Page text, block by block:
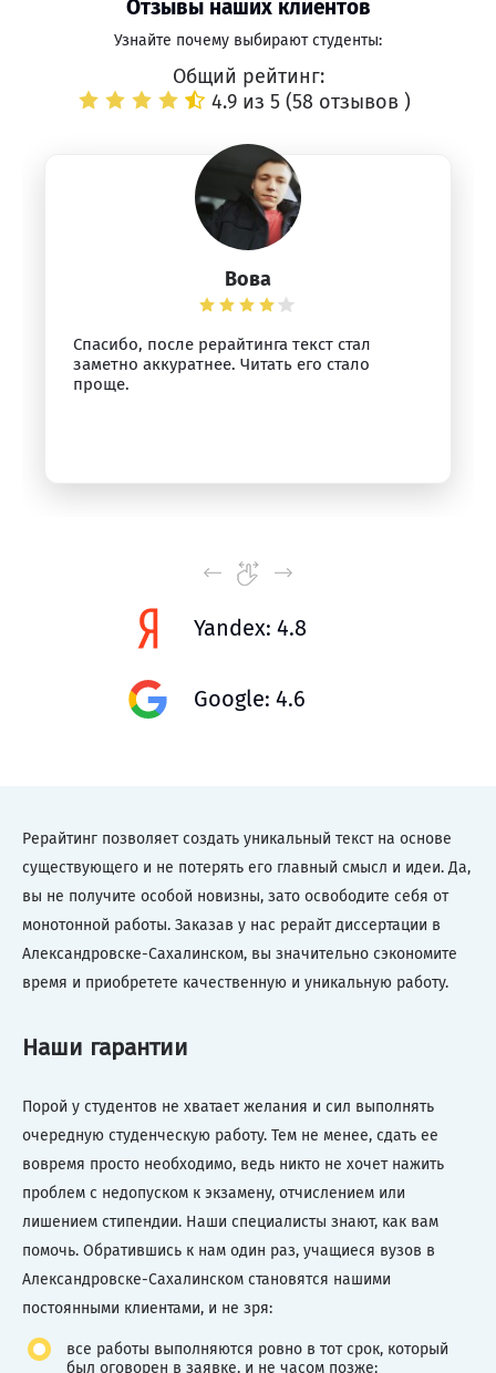
Отзывы наших клиентов
Узнайте почему выбирают студенты:
Общий рейтинг:
4.9 из 5 (58 отзывов )
Вова
Спасибо, после рерайтинга текст стал
заметно аккуратнее. Читать его стало
проще.
Yandex: 4.8
Google: 4.6
Рерайтинг позволяет создать уникальный текст на основе
существующего и не потерять его главный смысл и идеи. Да,
вы не получите особой новизны, зато освободите себя от
монотонной работы. Заказав у нас рерайт диссертации в
Александровске-Сахалинском, вы значительно сэкономите
время и приобретете качественную и уникальную работу.
Наши гарантии
Порой у студентов не хватает желания и сил выполнять
очередную студенческую работу. Тем не менее, сдать ее
вовремя просто необходимо, ведь никто не хочет нажить
проблем с недопуском к экзамену, отчислением или
лишением стипендии. Наши специалисты знают, как вам
помочь. Обратившись к нам один раз, учащиеся вузов в
Александровске-Сахалинском становятся нашими
постоянными клиентами, и не зря:
все работы выполняются ровно в тот срок, который
был оговорен в заявке, и не часом позже;